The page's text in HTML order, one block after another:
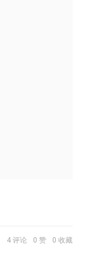
4 评论 0 赞 0 收藏